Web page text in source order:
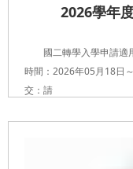
2026學年
國二轉學入學申請
時間：2026年05月18日
交：請